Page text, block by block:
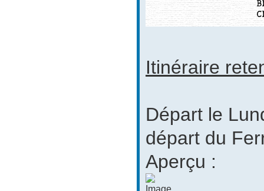
Itinéraire
Départ le
départ du
Aperçu :